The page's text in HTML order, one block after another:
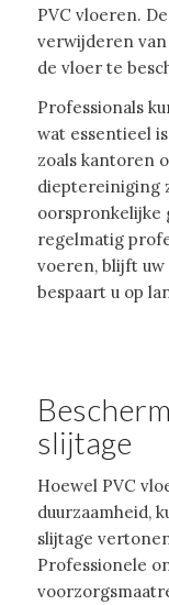
PVC vloeren.
verwijderen
de vloer te
Professionals
wat essentieel
zoals kantoren
dieptereiniging
oorspronkelijke
regelmatig
voeren, blijft
bespaart u op
slijtage
Hoewel PVC
duurzaamheid,
slijtage
Professionele